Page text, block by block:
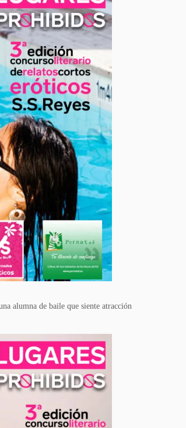
alumna de baile que siente atracción